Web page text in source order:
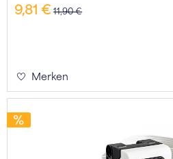
9,81 € 11,90 €
Merken